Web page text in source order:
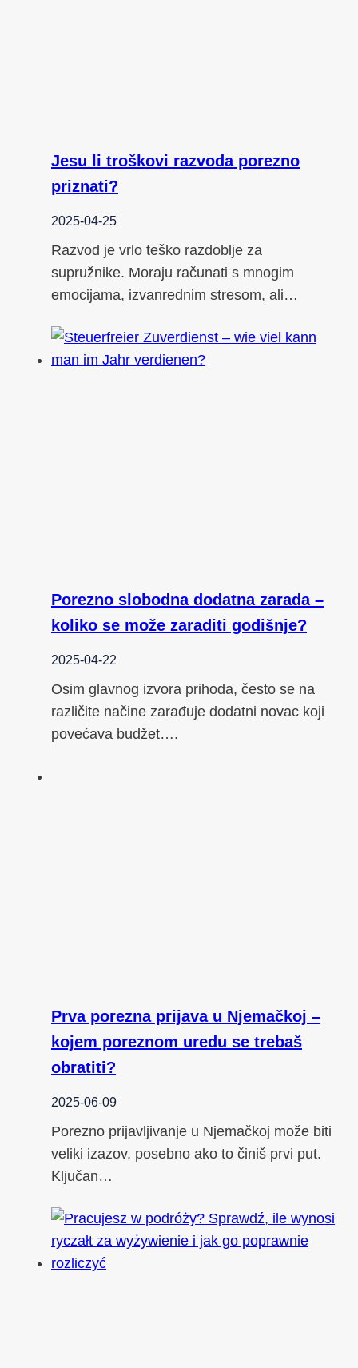
Jesu li troškovi razvoda porezno
priznati?
2025-04-25
Razvod je vrlo teško razdoblje za
supružnike. Moraju računati s mnogim
emocijama, izvanrednim stresom, ali…
Porezno slobodna dodatna zarada –
koliko se može zaraditi godišnje?
2025-04-22
Osim glavnog izvora prihoda, često se na
različite načine zarađuje dodatni novac koji
povećava budžet….
Prva porezna prijava u Njemačkoj –
kojem poreznom uredu se trebaš
obratiti?
2025-06-09
Porezno prijavljivanje u Njemačkoj može biti
veliki izazov, posebno ako to činiš prvi put.
Ključan…